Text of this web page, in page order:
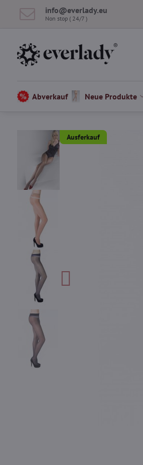
info​@everlady​.eu
Non stop ( 24/7 )
Abverkauf Neue Produkte
Ausferkauf